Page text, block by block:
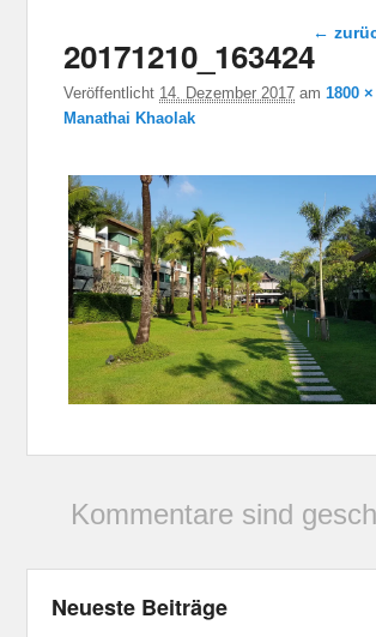
Bild-
←
20171210_163424
Veröffentlicht 14. Dezember 2017 am1800
Manathai Khaolak
Kommentare sind
Neueste Beiträge